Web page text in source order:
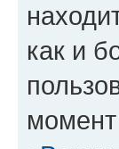
как и
момент